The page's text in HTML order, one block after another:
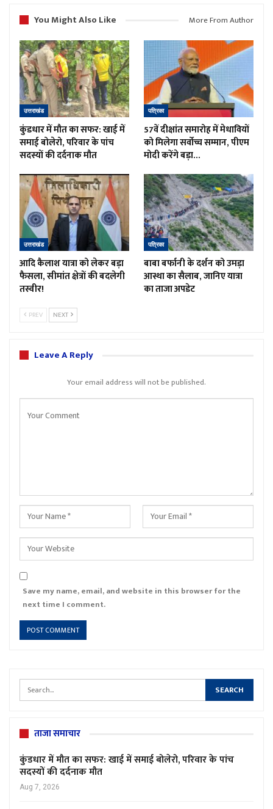
You Might Also Like
More From Author
उत्तराखंड
कुंडधार में मौत का सफर: खाई में
समाई बोलेरो, परिवार के पांच
सदस्यों की दर्दनाक मौत
पत्रिका
57वें दीक्षांत समारोह में मेधावियों
को मिलेगा सर्वोच्च सम्मान, पीएम
मोदी करेंगे बड़ा…
उत्तराखंड
आदि कैलाश यात्रा को लेकर बड़ा
फैसला, सीमांत क्षेत्रों की बदलेगी
तस्वीर!
पत्रिका
बाबा बर्फानी के दर्शन को उमड़ा
आस्था का सैलाब, जानिए यात्रा
का ताजा अपडेट
PREV NEXT
Leave A Reply
Your email address will not be published.
Save my name, email, and website in this browser for the
next time I comment.
ताजा समाचार
कुंडधार में मौत का सफर: खाई में समाई बोलेरो, परिवार के पांच
सदस्यों की दर्दनाक मौत
Aug 7, 2026